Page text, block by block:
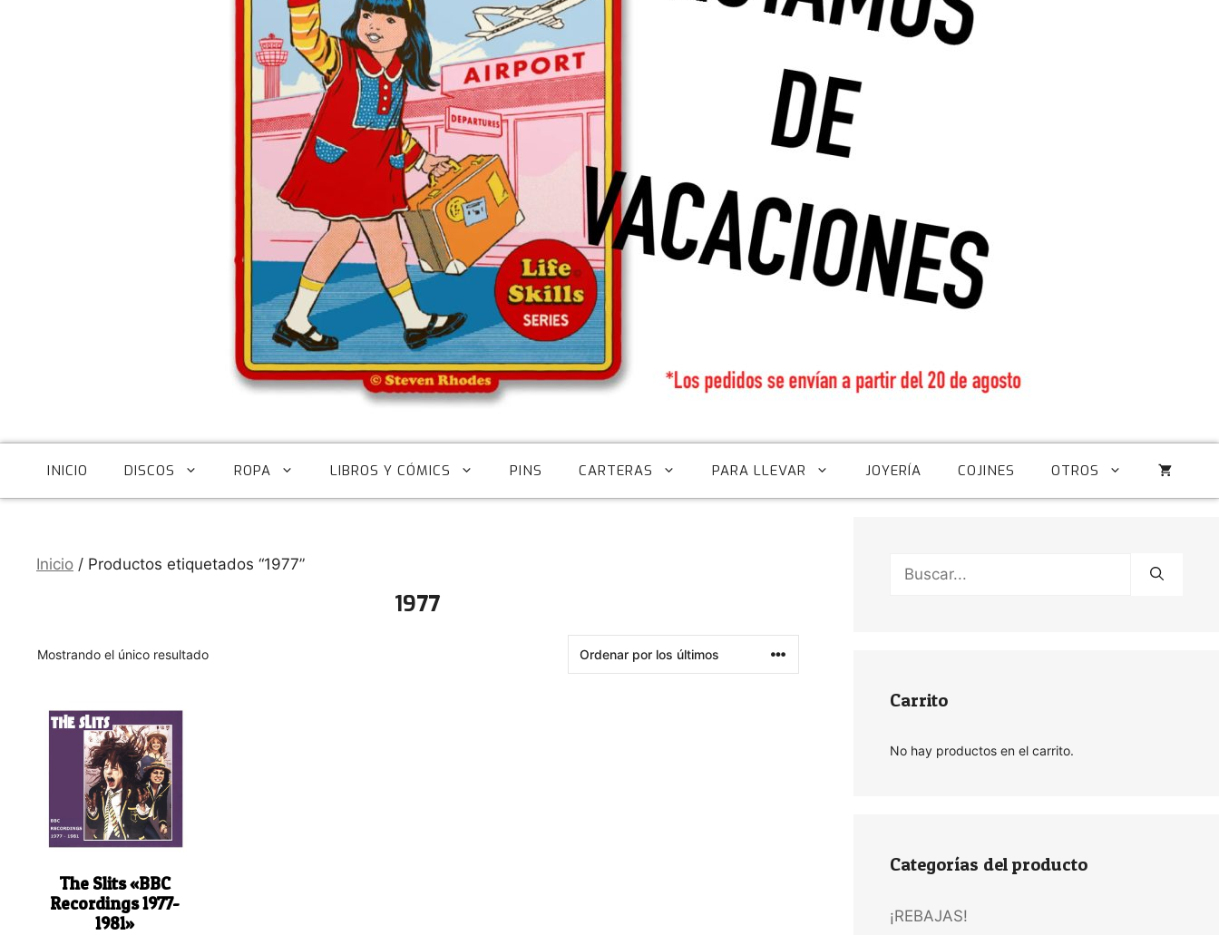
INICIO DISCOS ROPA LIBROS Y CÓMICS PINS CARTERAS PARA LLEVAR JOYERÍA COJINES OTROS
Inicio / Productos etiquetados “1977”
1977
Mostrando el único resultado
The Slits «BBC
Recordings 1977-
1981»
Buscar:
Carrito
No hay productos en el carrito.
Categorías del producto
¡REBAJAS!